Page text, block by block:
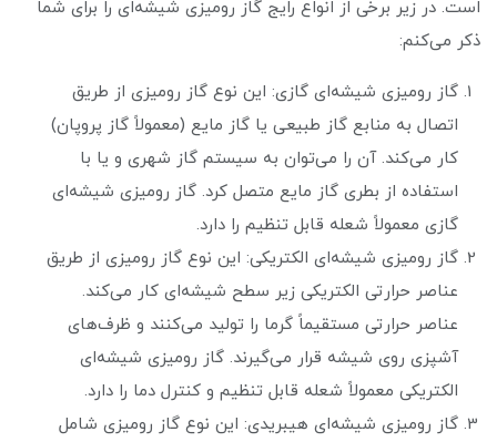
است. در زیر برخی از انواع رایج گاز رومیزی شیشه‌ای را برای شما
ذکر می‌کنم:
گاز رومیزی شیشه‌ای گازی: این نوع گاز رومیزی از طریق
اتصال به منابع گاز طبیعی یا گاز مایع (معمولاً گاز پروپان)
کار می‌کند. آن را می‌توان به سیستم گاز شهری و یا با
استفاده از بطری گاز مایع متصل کرد. گاز رومیزی شیشه‌ای
گازی معمولاً شعله قابل تنظیم را دارد.
گاز رومیزی شیشه‌ای الکتریکی: این نوع گاز رومیزی از طریق
عناصر حرارتی الکتریکی زیر سطح شیشه‌ای کار می‌کند.
عناصر حرارتی مستقیماً گرما را تولید می‌کنند و ظرف‌های
آشپزی روی شیشه قرار می‌گیرند. گاز رومیزی شیشه‌ای
الکتریکی معمولاً شعله قابل تنظیم و کنترل دما را دارد.
گاز رومیزی شیشه‌ای هیبریدی: این نوع گاز رومیزی شامل